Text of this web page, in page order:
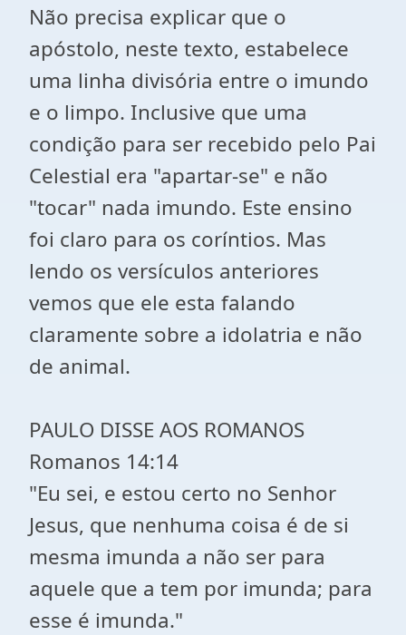
Não precisa explicar que o
apóstolo, neste texto, estabelece
uma linha divisória entre o imundo
e o limpo. Inclusive que uma
condição para ser recebido pelo Pai
Celestial era "apartar-se" e não
"tocar" nada imundo. Este ensino
foi claro para os coríntios. Mas
lendo os versículos anteriores
vemos que ele esta falando
claramente sobre a idolatria e não
de animal.
PAULO DISSE AOS ROMANOS
Romanos 14:14
"Eu sei, e estou certo no Senhor
Jesus, que nenhuma coisa é de si
mesma imunda a não ser para
aquele que a tem por imunda; para
esse é imunda."